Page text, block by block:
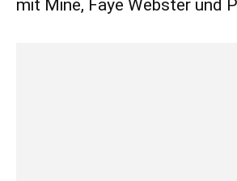
mit Mine, Faye Webster und